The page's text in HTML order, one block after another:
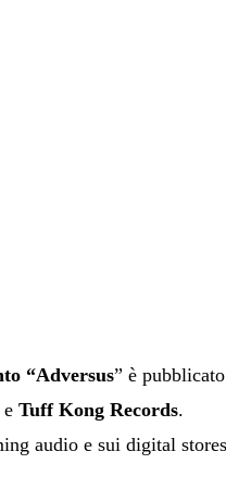
“Adversus” è
eTuff Kong Records.
audio e sui digital